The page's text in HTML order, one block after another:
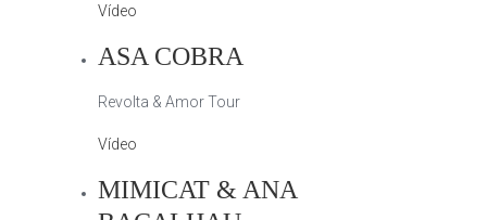
Vídeo
ASA COBRA
Revolta & Amor Tour
Vídeo
MIMICAT & ANA